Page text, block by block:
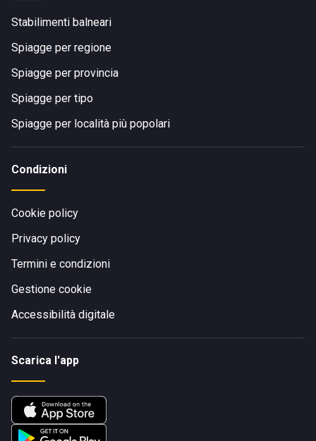
Stabilimenti balneari
Spiagge per regione
Spiagge per provincia
Spiagge per tipo
Spiagge per località più popolari
Condizioni
Cookie policy
Privacy policy
Termini e condizioni
Gestione cookie
Accessibilità digitale
Scarica l'app